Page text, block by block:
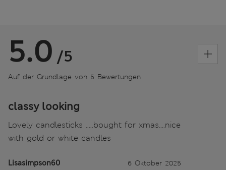
5.0 /5
Auf der Grundlage von 5 Bewertungen
classy looking
Lovely candlesticks .....bought for xmas....nice
with gold or white candles
Lisasimpson60 6 Oktober 2025